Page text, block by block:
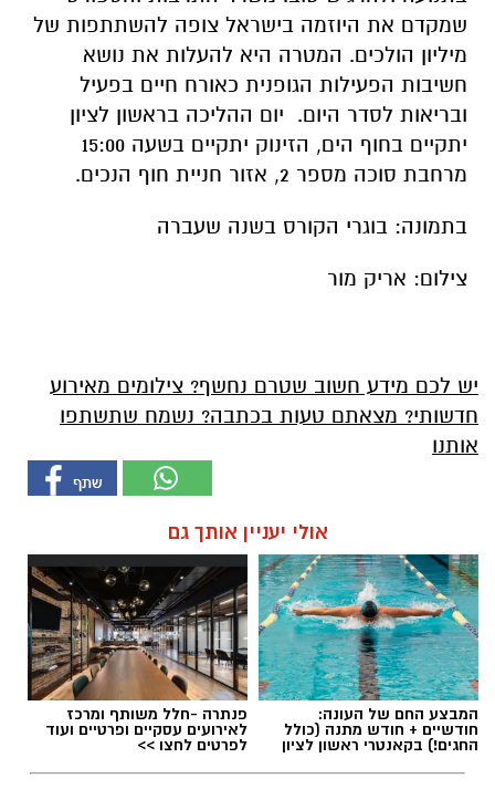
שמקדם את היוזמה בישראל צופה להשתתפות של
מיליון הולכים. המטרה היא להעלות את נושא
חשיבות הפעילות הגופנית כאורח חיים בפעיל
ובריאות לסדר היום. יום ההליכה בראשון לציון
יתקיים בחוף הים, הזינוק יתקיים בשעה 15:00
מרחבת סוכה מספר 2, אזור חניית חוף הנכים.
בתמונה: בוגרי הקורס בשנה שעברה
צילום: אריק מור
יש לכם מידע חשוב שטרם נחשף? צילומים מאירוע
חדשותי? מצאתם טעות בכתבה? נשמח שתשתפו
אותנו
אולי יעניין אותך גם
המבצע החם של העונה:
חודשיים + חודש מתנה (כולל
החגים!) בקאנטרי ראשון לציון
פנתרה -חלל משותף ומרכז
לאירועים עסקיים ופרטיים ועוד
לפרטים לחצו >>